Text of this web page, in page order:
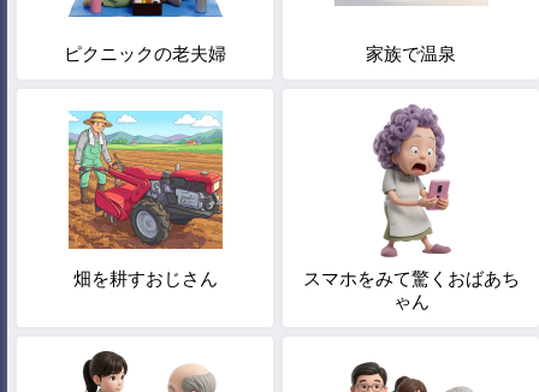
ピクニックの老夫婦 家族で温泉
畑を耕すおじさん
スマホをみて驚くおばあち
ゃん